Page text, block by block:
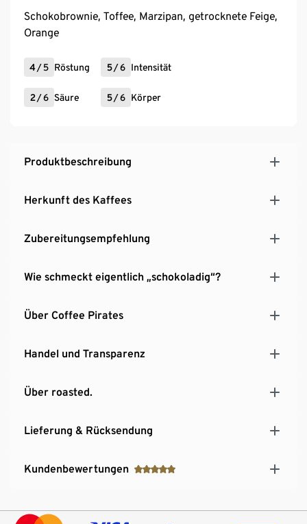
Schokobrownie, Toffee, Marzipan, getrocknete Feige,
Orange
4/5 Röstung 5 /6 Intensität
2 /6 Säure 5 /6 Körper
Produktbeschreibung
Herkunft des Kaffees
Zubereitungsempfehlung
Wie schmeckt eigentlich „schokoladig“?
Über Coffee Pirates
Handel und Transparenz
Über roasted.
Lieferung & Rücksendung
Kundenbewertungen